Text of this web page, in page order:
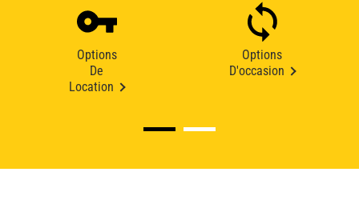
Options
De
Location
Options
D'occasion